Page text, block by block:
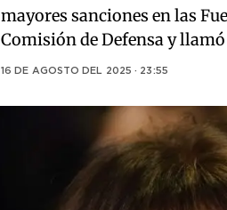
mayores sanciones en las
Comisión de Defensa y
16 DE AGOSTO DEL 2025 · 23:55